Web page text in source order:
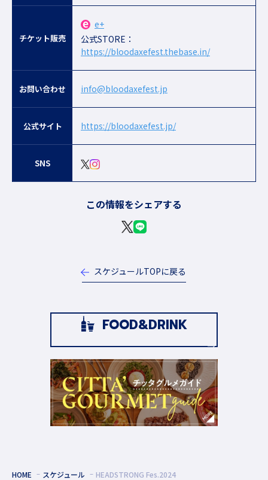
チケット販売
e+
公式STORE：
https://bloodaxefest.thebase.in/
お問い合わせ info@bloodaxefest.jp
公式サイト https://bloodaxefest.jp/
SNS
この情報をシェアする
スケジュールTOPに戻る
FOOD&DRINK
HOME スケジュール HEADSTRONG Fes.2024